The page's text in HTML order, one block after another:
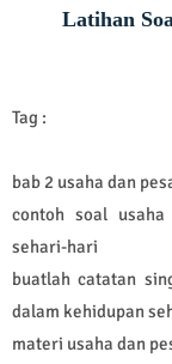
Latihan
Tag :
bab 2 usaha dan
contoh soal
sehari-hari
buatlah catatan
dalam kehidupan
materi usaha dan